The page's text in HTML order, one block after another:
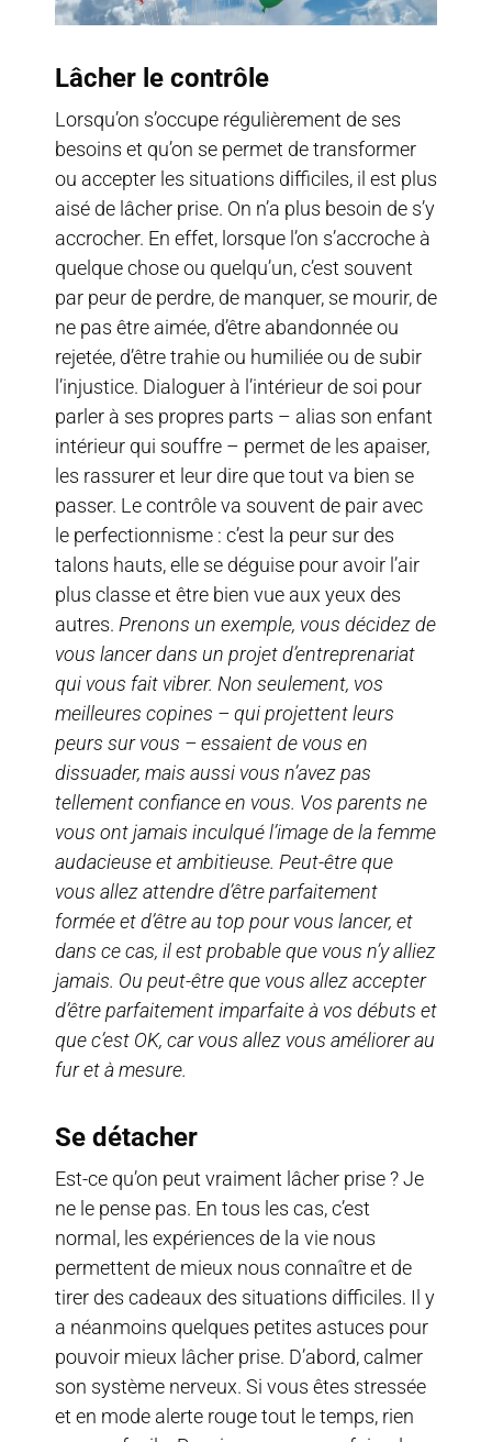
Lâcher le contrôle
Lorsqu’on s’occupe régulièrement de ses
besoins et qu’on se permet de transformer
ou accepter les situations difficiles, il est plus
aisé de lâcher prise. On n’a plus besoin de s’y
accrocher. En effet, lorsque l’on s’accroche à
quelque chose ou quelqu’un, c’est souvent
par peur de perdre, de manquer, se mourir, de
ne pas être aimée, d’être abandonnée ou
rejetée, d’être trahie ou humiliée ou de subir
l’injustice. Dialoguer à l’intérieur de soi pour
parler à ses propres parts – alias son enfant
intérieur qui souffre – permet de les apaiser,
les rassurer et leur dire que tout va bien se
passer. Le contrôle va souvent de pair avec
le perfectionnisme : c’est la peur sur des
talons hauts, elle se déguise pour avoir l’air
plus classe et être bien vue aux yeux des
autres. Prenons un exemple, vous décidez de
vous lancer dans un projet d’entreprenariat
qui vous fait vibrer. Non seulement, vos
meilleures copines – qui projettent leurs
peurs sur vous – essaient de vous en
dissuader, mais aussi vous n’avez pas
tellement confiance en vous. Vos parents ne
vous ont jamais inculqué l’image de la femme
audacieuse et ambitieuse. Peut-être que
vous allez attendre d’être parfaitement
formée et d’être au top pour vous lancer, et
dans ce cas, il est probable que vous n’y alliez
jamais. Ou peut-être que vous allez accepter
d’être parfaitement imparfaite à vos débuts et
que c’est OK, car vous allez vous améliorer au
fur et à mesure.
Se détacher
Est-ce qu’on peut vraiment lâcher prise ? Je
ne le pense pas. En tous les cas, c’est
normal, les expériences de la vie nous
permettent de mieux nous connaître et de
tirer des cadeaux des situations difficiles. Il y
a néanmoins quelques petites astuces pour
pouvoir mieux lâcher prise. D’abord, calmer
son système nerveux. Si vous êtes stressée
et en mode alerte rouge tout le temps, rien